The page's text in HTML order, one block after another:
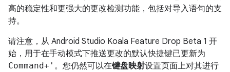
高的稳定性和更强大的更改检测功能，包括对导入语句的支
持。
请注意，从 Android Studio Koala Feature Drop Beta 1 开
始，用于在手动模式下推送更改的默认快捷键已更新为
Command+' 。您仍然可以在键盘映射设置页面上对其进行